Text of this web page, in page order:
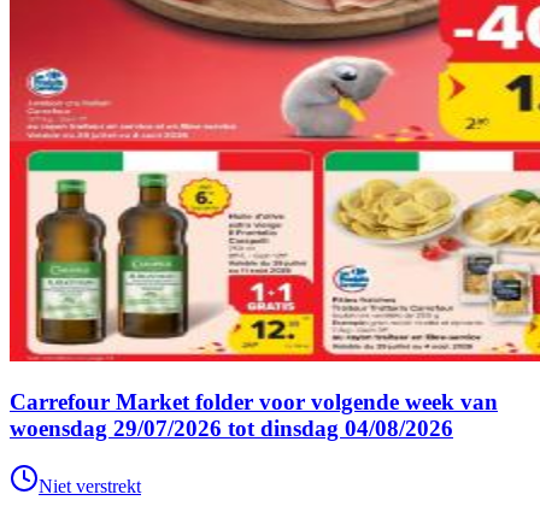
Carrefour Market folder voor volgende week van
woensdag 29/07/2026 tot dinsdag 04/08/2026
Niet verstrekt